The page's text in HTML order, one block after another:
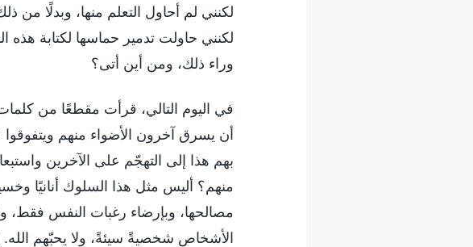
لكنني لم أحاول التعلم منها، وبدلًا من
لكنني حاولت تدمير حماسها لكتابة هذه
وراء ذلك، ومن أين أتى؟
في اليوم التالي، قرأت مقطعًا من
أن يسرق آخرون الأضواء منهم ويتفوقوا
بهم هذا إلى التهجّم على الآخرين
منهم؟ أليس مثل هذا السلوك أنانيًا
مصالحها، وبإرضاء رغبات النفس فقط،
الأشخاص شخصيةً سيئةً، ولا يحبّهم